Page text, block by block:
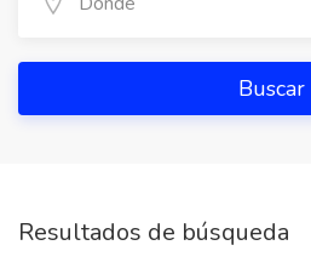
Buscar
Resultados de búsqueda